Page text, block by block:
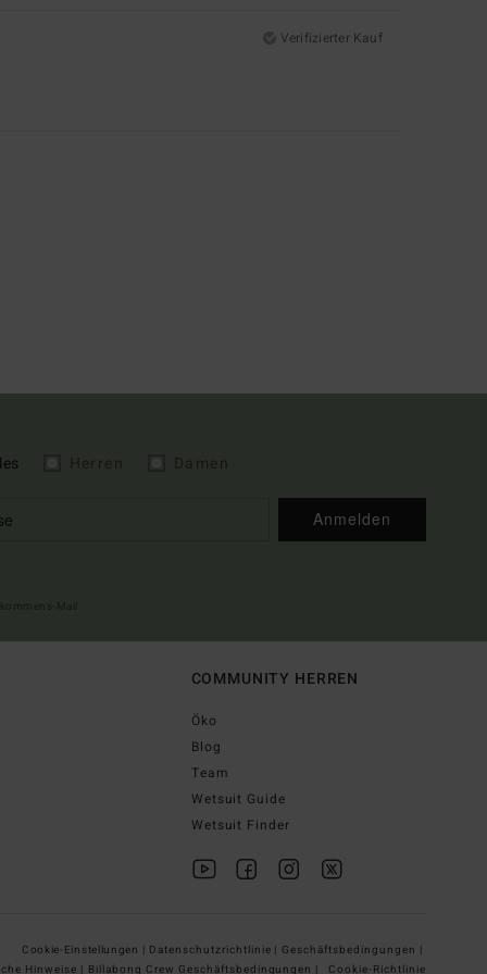
Verifizierter Kauf
Anmelden
COMMUNITY HERREN
Öko
Blog
Team
Wetsuit Guide
Wetsuit Finder
Cookie-Einstellungen | Datenschutzrichtlinie | Geschäftsbedingungen |
Hinweise | Billabong Crew Geschäftsbedingungen | Cookie-Richtlinie